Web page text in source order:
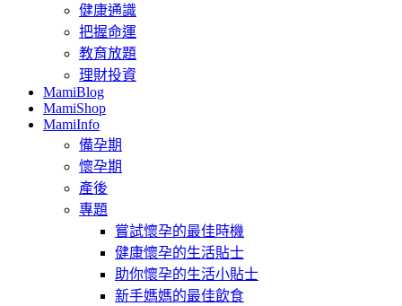
健康通識
把握命運
教育放題
理財投資
MamiBlog
MamiShop
MamiInfo
備孕期
懷孕期
產後
專題
嘗試懷孕的最佳時機
健康懷孕的生活貼士
助你懷孕的生活小貼士
新手媽媽的最佳飲食